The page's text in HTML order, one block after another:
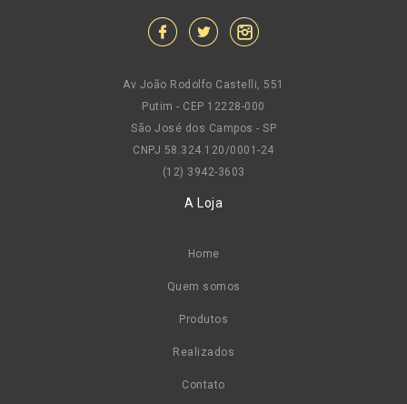
Av João Rodolfo Castelli, 551
Putim - CEP 12228-000
São José dos Campos - SP
CNPJ 58.324.120/0001-24
(12) 3942-3603
A Loja
Home
Quem somos
Produtos
Realizados
Contato